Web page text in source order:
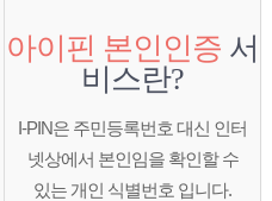
아이핀 본인인증 서
비스란?
I-PIN은 주민등록번호 대신 인터
넷상에서 본인임을 확인할 수
있는 개인 식별번호 입니다.